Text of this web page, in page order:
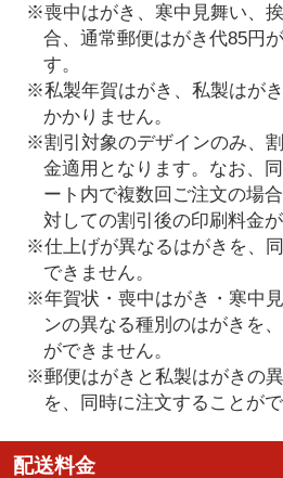
※喪中はがき、寒中見舞い、
合、通常郵便はがき代85円
す。
※私製年賀はがき、私製はが
かかりません。
※割引対象のデザインのみ、
金適用となります。なお、
ート内で複数回ご注文の場
対しての割引後の印刷料金
※仕上げが異なるはがきを、
できません。
※年賀状・喪中はがき・寒中
ンの異なる種別のはがきを
ができません。
※郵便はがきと私製はがきの
を、同時に注文することがで
配送料金